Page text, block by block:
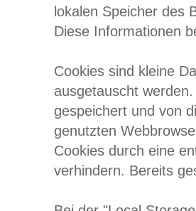
lokalen Speicher des
Diese Informationen
Cookies sind kleine
ausgetauscht
gespeichert und von
genutzten
Cookies durch eine
verhindern. Bereits